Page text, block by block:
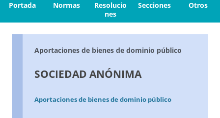
Portada Normas
Resolucio
nes
Secciones Otros
Aportaciones de bienes de dominio público
SOCIEDAD ANÓNIMA
Aportaciones de bienes de dominio público